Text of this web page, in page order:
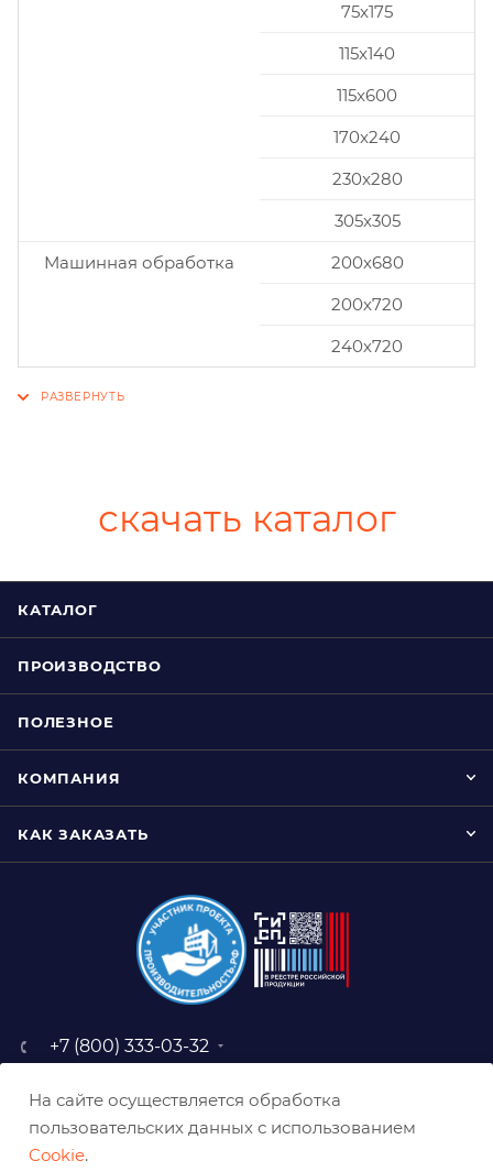
75x175
115x140
115x600
170x240
230x280
305x305
Машинная обработка
200х680
200х720
240х720
скачать каталог
КАТАЛОГ
ПРОИЗВОДСТВО
ПОЛЕЗНОЕ
КОМПАНИЯ
КАК ЗАКАЗАТЬ
+7 (800) 333-03-32
baz@belabraziv.ru
308009, Россия, г. Белгород,
На сайте осуществляется обработка
пользовательских данных с использованием
Cookie.